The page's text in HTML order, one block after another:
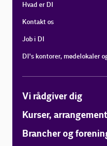
Hvad er DI
Kontakt os
Job i DI
DI's kontorer, mødelokaler
Vi rådgiver dig
Kurser,
Brancher og